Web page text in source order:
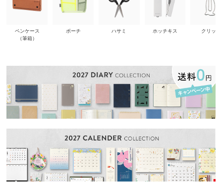
ペンケース
（筆箱）
ポーチ ハサミ ホッチキス クリップ